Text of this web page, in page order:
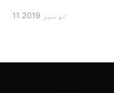
کرنے کے لئے ایک
11 نومبر 2019